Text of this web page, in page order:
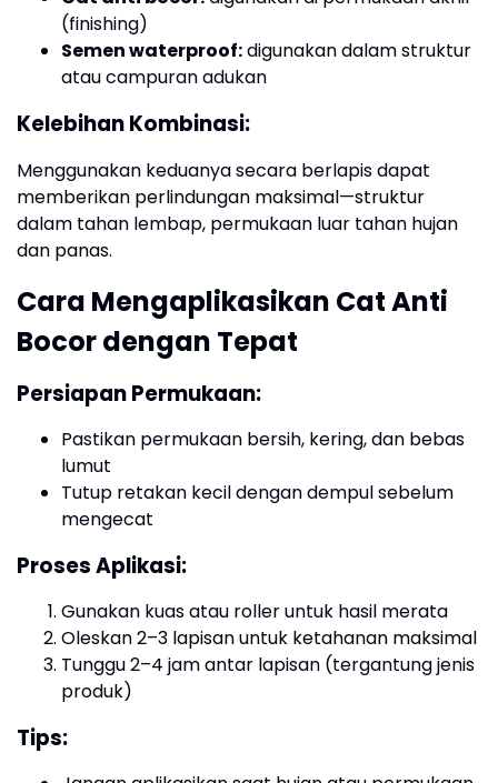
(finishing)
Semen waterproof:digunakan dalam struktur
atau campuran adukan
Kelebihan Kombinasi:
Menggunakan keduanya secara berlapis dapat
memberikan perlindungan maksimal—struktur
dalam tahan lembap, permukaan luar tahan hujan
dan panas.
Cara Mengaplikasikan Cat Anti
Bocor dengan Tepat
Persiapan Permukaan:
Pastikan permukaan bersih, kering, dan bebas
lumut
Tutup retakan kecil dengan dempul sebelum
mengecat
Proses Aplikasi:
Gunakan kuas atau roller untuk hasil merata
Oleskan 2–3 lapisan untuk ketahanan maksimal
Tunggu 2–4 jam antar lapisan (tergantung jenis
produk)
Tips: